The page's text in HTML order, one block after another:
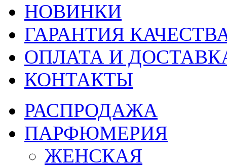
НОВИНКИ
ГАРАНТИЯ
ОПЛАТА И
КОНТАКТЫ
РАСПРОДАЖА
ПАРФЮМЕРИЯ
ЖЕНСКАЯ